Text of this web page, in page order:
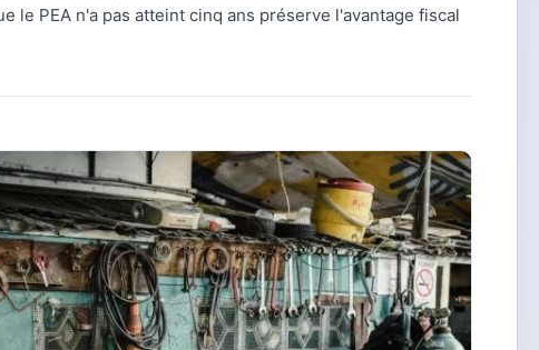
PEA n'a pas atteint cinq ans préserve l'avantage fiscal